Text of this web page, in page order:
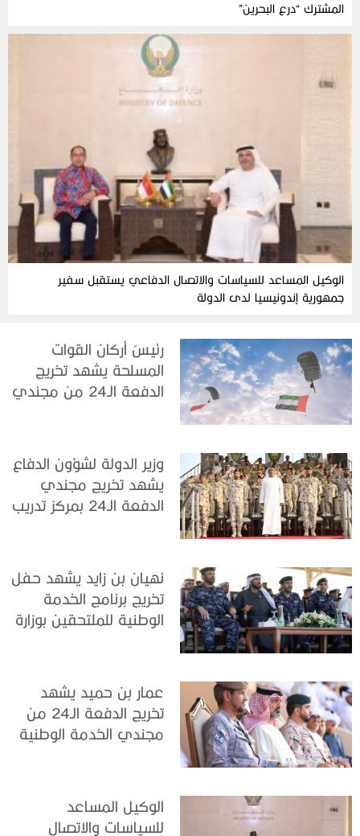
المشترك “درع البحرين”
الوكيل المساعد للسياسات والاتصال الدفاعي يستقبل سفير
جمهورية إندونيسيا لدى الدولة
رئيسُ أركان القوات
المسلحة يشهد تخريج
الدفعة الـ24 من مجندي
وزير الدولة لشؤون الدفاع
يشهد تخريج مجندي
الدفعة الـ24 بمركز تدريب
نهيان بن زايد يشهد حفل
تخريج برنامج الخدمة
الوطنية للملتحقين بوزارة
عمار بن حميد يشهد
تخريج الدفعة الـ24 من
مجندي الخدمة الوطنية
الوكيل المساعد
للسياسات والاتصال